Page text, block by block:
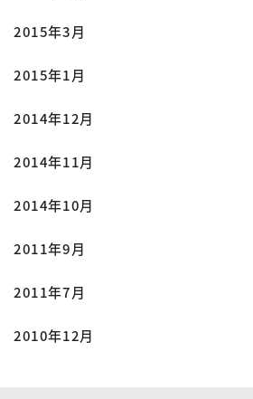
2015年3月
2015年1月
2014年12月
2014年11月
2014年10月
2011年9月
2011年7月
2010年12月